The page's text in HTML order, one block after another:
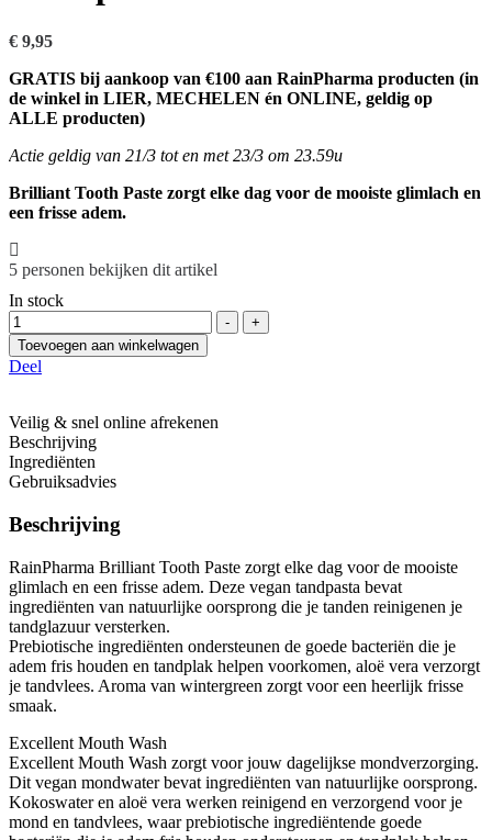
€ 9,95
GRATIS bij aankoop van €100 aan RainPharma producten (in
de winkel in LIER, MECHELEN én ONLINE, geldig op
ALLE producten)
Actie geldig van 21/3 tot en met 23/3 om 23.59u
Brilliant Tooth Paste zorgt elke dag voor de mooiste glimlach en
een frisse adem.
5 personen bekijken dit artikel
In stock
Hoeveelheid
-
+
Toevoegen aan winkelwagen
Deel
Veilig & snel online afrekenen
Beschrijving
Ingrediënten
Gebruiksadvies
Beschrijving
RainPharma Brilliant Tooth Paste zorgt elke dag voor de mooiste
glimlach en een frisse adem. Deze vegan tandpasta bevat
ingrediënten van natuurlijke oorsprong die je tanden reinigenen je
tandglazuur versterken.
Prebiotische ingrediënten ondersteunen de goede bacteriën die je
adem fris houden en tandplak helpen voorkomen, aloë vera verzorgt
je tandvlees. Aroma van wintergreen zorgt voor een heerlijk frisse
smaak.
Excellent Mouth Wash
Excellent Mouth Wash zorgt voor jouw dagelijkse mondverzorging.
Dit vegan mondwater bevat ingrediënten van natuurlijke oorsprong.
Kokoswater en aloë vera werken reinigend en verzorgend voor je
mond en tandvlees, waar prebiotische ingrediëntende goede